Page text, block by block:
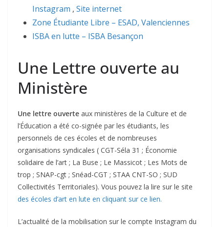
Instagram , Site internet
Zone Étudiante Libre – ESAD, Valenciennes
ISBA en lutte – ISBA Besançon
Une Lettre ouverte au
Ministère
Une lettre ouverte aux ministères de la Culture et de
l’Éducation a été co-signée par les étudiants, les
personnels de ces écoles et de nombreuses
organisations syndicales ( CGT-Séla 31 ; Économie
solidaire de l’art ; La Buse ; Le Massicot ; Les Mots de
trop ; SNAP-cgt ; Snéad-CGT ; STAA CNT-SO ; SUD
Collectivités Territoriales). Vous pouvez la lire sur le site
des écoles d’art en lute en cliquant sur ce lien.
L’actualité de la mobilisation sur le compte Instagram du